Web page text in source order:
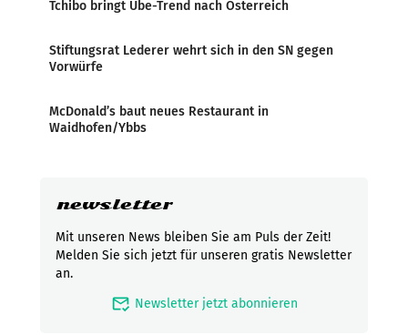
Tchibo bringt Ube-Trend nach Österreich
Stiftungsrat Lederer wehrt sich in den SN gegen
Vorwürfe
McDonald’s baut neues Restaurant in
Waidhofen/Ybbs
newsletter
Mit unseren News bleiben Sie am Puls der Zeit!
Melden Sie sich jetzt für unseren gratis Newsletter
an.
mark_email_read Newsletter jetzt abonnieren